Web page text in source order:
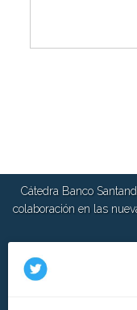
Cátedra Banco
colaboración en las